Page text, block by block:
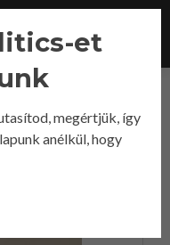
2011
et
megértjük, így
anélkül, hogy